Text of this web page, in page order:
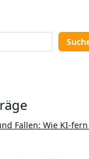
Fallen: Wie KI-